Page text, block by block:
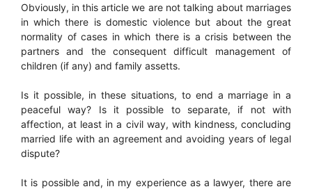
Obviously, in this article we are not talking about marriages
in which there is domestic violence but about the great
normality of cases in which there is a crisis between the
partners and the consequent difficult management of
children (if any) and family assetts.
Is it possible, in these situations, to end a marriage in a
peaceful way? Is it possible to separate, if not with
affection, at least in a civil way, with kindness, concluding
married life with an agreement and avoiding years of legal
dispute?
It is possible and, in my experience as a lawyer, there are